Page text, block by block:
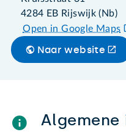
4284 EB Rijswijk (Nb)
Open in Google Maps
Naar website